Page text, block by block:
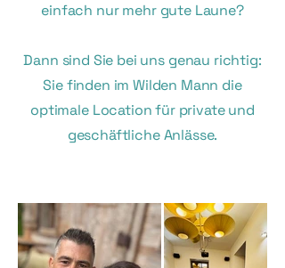
einfach nur mehr gute Laune?
Dann sind Sie bei uns genau richtig:
Sie finden im Wilden Mann die
optimale Location für private und
geschäftliche Anlässe.